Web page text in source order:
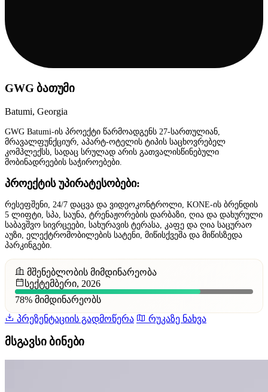
GWG ბათუმი
Batumi, Georgia
GWG Batumi-ის პროექტი წარმოადგენს 27-სართულიან,
მრავალფუნქციურ, აპარტ-ოტელის ტიპის საცხოვრებელ
კომპლექსს, სადაც სრულად არის გათვალისწინებული
მობინადრეების საჭიროებები.
პროექტის უპირატესობები:
რესეფშენი, 24/7 დაცვა და ვიდეოკონტროლი, KONE-ის ბრენდის
5 ლიფტი, სპა, საუნა, ტრენაჟორების დარბაზი, ღია და დახურული
საბავშვო სივრცეები, სახურავის ტერასა, კაფე და ღია საცურაო
აუზი, ელექტრომობილების სატენი, მიწისქვეშა და მიწისზედა
პარკინგები.
მშენებლობის მიმდინარეობა
სექტემბერი, 2026
78% მიმდინარეობს
პრეზენტაციის გადმოწერა
რუკაზე ნახვა
მსგავსი ბინები